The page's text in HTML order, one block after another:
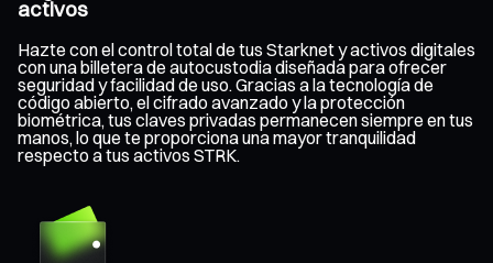
activos
Hazte con el control total de tus Starknet y activos digitales
con una billetera de autocustodia diseñada para ofrecer
seguridad y facilidad de uso. Gracias a la tecnología de
código abierto, el cifrado avanzado y la protección
biométrica, tus claves privadas permanecen siempre en tus
manos, lo que te proporciona una mayor tranquilidad
respecto a tus activos STRK.